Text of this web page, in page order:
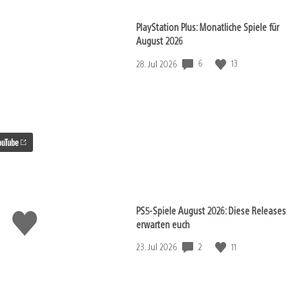
Gefällt
mir
PlayStation Plus: Monatliche Spiele für
August 2026
Veröffentlichungsdatum:
28. Jul 2026 6 13
PS5-Spiele August 2026: Diese Releases
erwarten euch
Veröffentlichungsdatum:
23. Jul 2026 2 11